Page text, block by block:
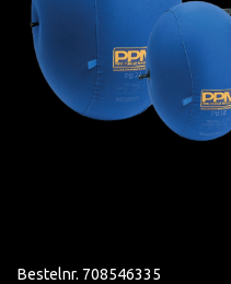
Bestelnr. 708546335